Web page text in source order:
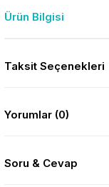
Ürün Bilgisi
Taksit Seçenekleri
Yorumlar (0)
Soru & Cevap